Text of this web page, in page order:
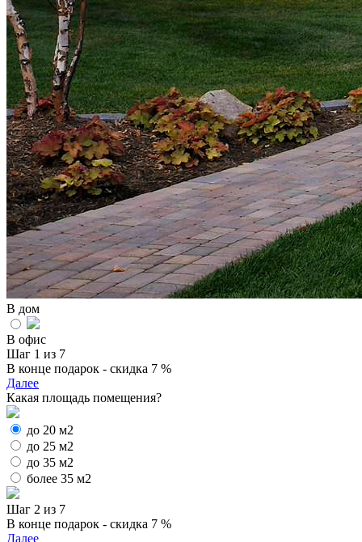
В дом
В офис
Шаг 1 из 7
В конце подарок - скидка 7 %
Далее
Какая площадь помещения?
до 20 м2
до 25 м2
до 35 м2
более 35 м2
Шаг 2 из 7
В конце подарок - скидка 7 %
Далее